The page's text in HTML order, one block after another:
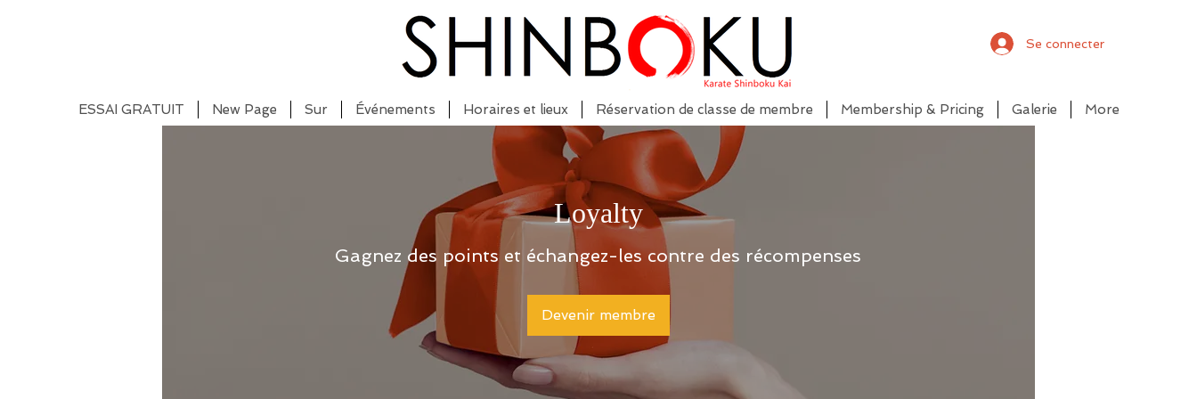
Se connecter
ESSAI GRATUIT New Page Sur Événements Horaires et lieux Réservation de classe de membre Membership & Pricing Galerie More
Loyalty
Gagnez des points et échangez-les contre des récompenses
Devenir membre